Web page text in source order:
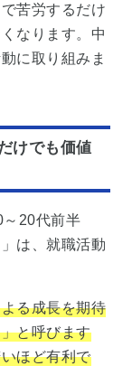
苦労するだけ
なります。中
に取り組みま
けでも価値
～20代前半
は、就職活動
る成長を期待
と呼びます
ほど有利で